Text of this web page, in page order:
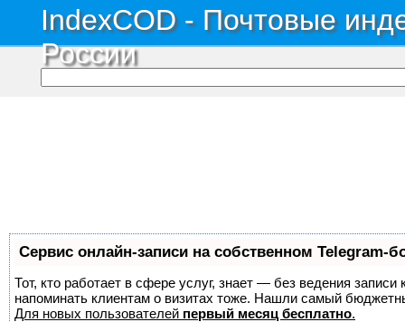
IndexCOD - Почтовые
России
Сервис онлайн-записи на собственном Telegram-
Тот, кто работает в сфере услуг, знает — без ведения
напоминать клиентам о визитах тоже. Нашли самый
Для новых пользователей первый месяц бесплатно.